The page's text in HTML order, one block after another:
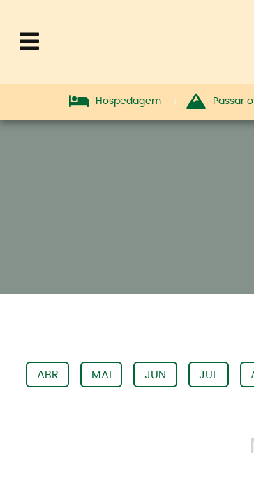
Hospedagem Passar
ABR MAI JUN JUL